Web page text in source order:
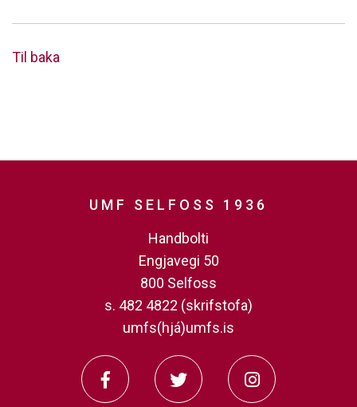
Til baka
UMF SELFOSS 1936
Handbolti
Engjavegi 50
800 Selfoss
s. 482 4822 (skrifstofa)
umfs(hjá)umfs.is